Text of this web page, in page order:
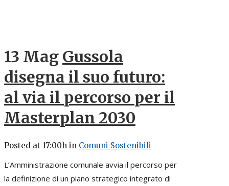
13 Mag Gussola
disegna il suo futuro:
al via il percorso per il
Masterplan 2030
Posted at 17:00h in Comuni Sostenibili
L’Amministrazione comunale avvia il percorso per
la definizione di un piano strategico integrato di